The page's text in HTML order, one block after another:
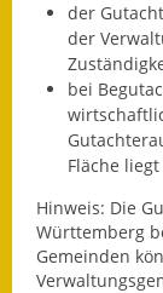
der
der
bei
Fläche liegt
Hinweis: Die
Württemberg
Gemeinden